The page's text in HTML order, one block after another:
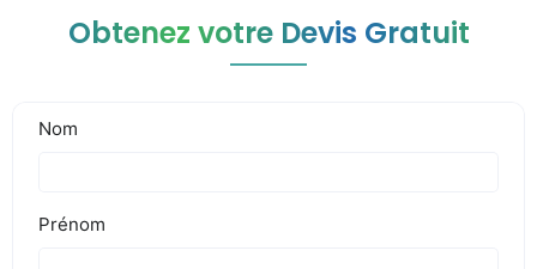
Obtenez votre Devis Gratuit